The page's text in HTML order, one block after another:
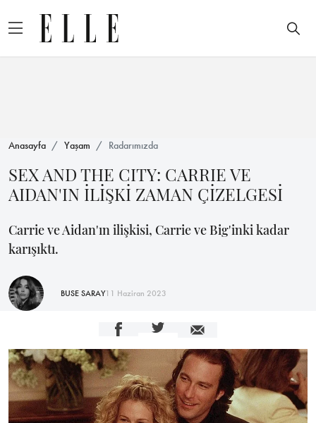
Anasayfa Yaşam Radarımızda
SEX AND THE CITY: CARRIE VE
AIDAN'IN İLİŞKİ ZAMAN ÇİZELGESİ
Carrie ve Aidan'ın ilişkisi, Carrie ve Big'inki kadar
karışıktı.
BUSE SARAY11 Haziran 2023